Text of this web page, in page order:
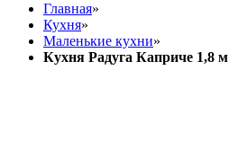
Главная»
Кухня»
Маленькие кухни»
Кухня Радуга Каприче 1,8 м